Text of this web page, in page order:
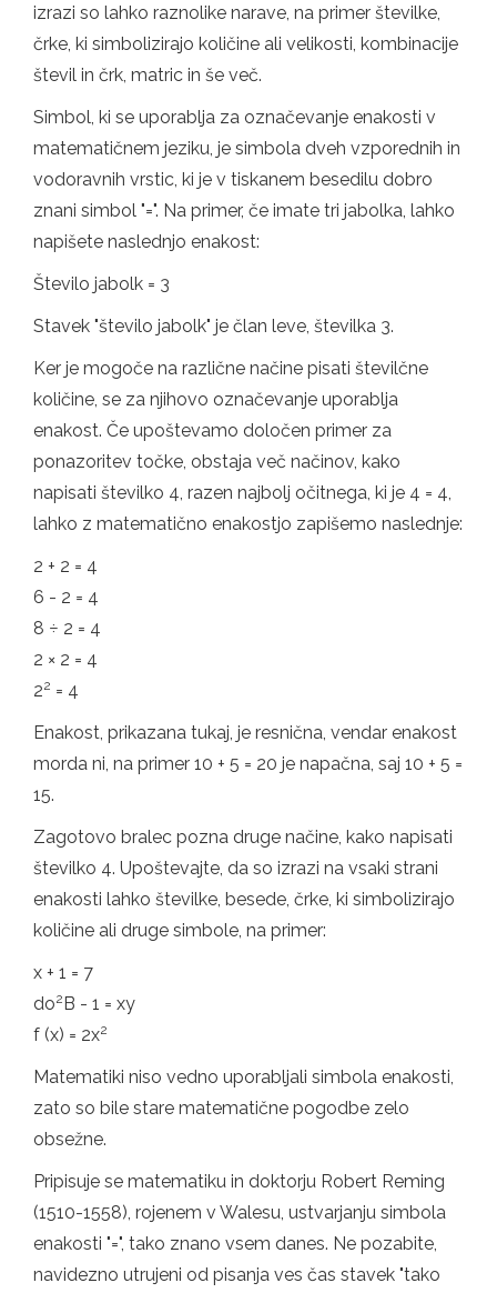
izrazi so lahko raznolike narave, na primer številke,
črke, ki simbolizirajo količine ali velikosti, kombinacije
števil in črk, matric in še več.
Simbol, ki se uporablja za označevanje enakosti v
matematičnem jeziku, je simbola dveh vzporednih in
vodoravnih vrstic, ki je v tiskanem besedilu dobro
znani simbol "=". Na primer, če imate tri jabolka, lahko
napišete naslednjo enakost:
Število jabolk = 3
Stavek "število jabolk" je član leve, številka 3.
Ker je mogoče na različne načine pisati številčne
količine, se za njihovo označevanje uporablja
enakost. Če upoštevamo določen primer za
ponazoritev točke, obstaja več načinov, kako
napisati številko 4, razen najbolj očitnega, ki je 4 = 4,
lahko z matematično enakostjo zapišemo naslednje:
2 + 2 = 4
6 - 2 = 4
8 ÷ 2 = 4
2 × 2 = 4
22 = 4
Enakost, prikazana tukaj, je resnična, vendar enakost
morda ni, na primer 10 + 5 = 20 je napačna, saj 10 + 5 =
15.
Zagotovo bralec pozna druge načine, kako napisati
številko 4. Upoštevajte, da so izrazi na vsaki strani
enakosti lahko številke, besede, črke, ki simbolizirajo
količine ali druge simbole, na primer:
x + 1 = 7
do2B - 1 = xy
f (x) = 2x2
Matematiki niso vedno uporabljali simbola enakosti,
zato so bile stare matematične pogodbe zelo
obsežne.
Pripisuje se matematiku in doktorju Robert Reming
(1510-1558), rojenem v Walesu, ustvarjanju simbola
enakosti "=", tako znano vsem danes. Ne pozabite,
navidezno utrujeni od pisanja ves čas stavek "tako